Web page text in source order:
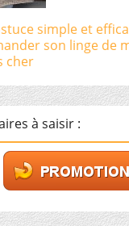
simple et
son linge de
cher
à saisir :